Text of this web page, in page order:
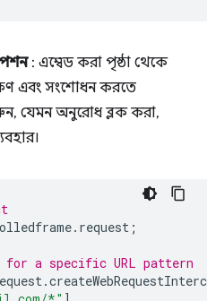
: এম্বেড করা পৃষ্ঠা থেকে
এবং সংশোধন করতে
যেমন অনুরোধ ব্লক করা,
. request ;
a specific URL pattern
.